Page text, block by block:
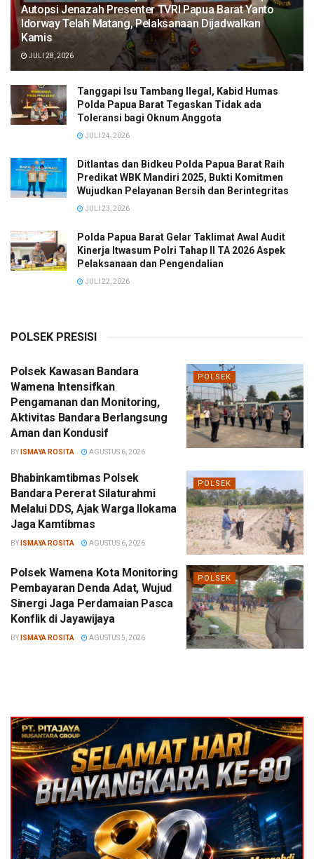
Autopsi Jenazah Presenter TVRI Papua Barat Yanto
Idorway Telah Matang, Pelaksanaan Dijadwalkan
Kamis
JULI 28, 2026
Tanggapi Isu Tambang Ilegal, Kabid Humas
Polda Papua Barat Tegaskan Tidak ada
Toleransi bagi Oknum Anggota
JULI 24, 2026
Ditlantas dan Bidkeu Polda Papua Barat Raih
Predikat WBK Mandiri 2025, Bukti Komitmen
Wujudkan Pelayanan Bersih dan Berintegritas
JULI 23, 2026
Polda Papua Barat Gelar Taklimat Awal Audit
Kinerja Itwasum Polri Tahap II TA 2026 Aspek
Pelaksanaan dan Pengendalian
JULI 22, 2026
POLSEK PRESISI
POLSEK
Polsek Kawasan Bandara
Wamena Intensifkan
Pengamanan dan Monitoring,
Aktivitas Bandara Berlangsung
Aman dan Kondusif
BY ISMAYA ROSITA AGUSTUS 6, 2026
POLSEK
Bhabinkamtibmas Polsek
Bandara Pererat Silaturahmi
Melalui DDS, Ajak Warga Ilokama
Jaga Kamtibmas
BY ISMAYA ROSITA AGUSTUS 6, 2026
POLSEK
Polsek Wamena Kota Monitoring
Pembayaran Denda Adat, Wujud
Sinergi Jaga Perdamaian Pasca
Konflik di Jayawijaya
BY ISMAYA ROSITA AGUSTUS 5, 2026